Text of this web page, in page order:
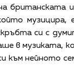
си с
в музиката,
към нейното